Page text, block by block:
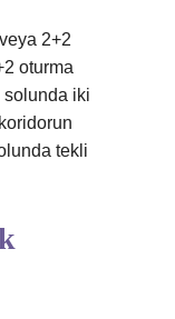
2+2
oturma
solunda iki
tekli